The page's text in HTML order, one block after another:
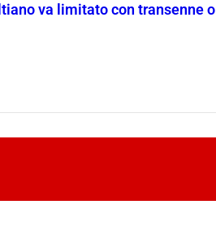
va limitato con transenne o